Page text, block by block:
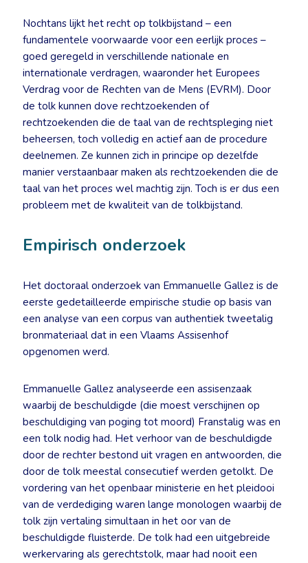
Nochtans lijkt het recht op tolkbijstand – een
fundamentele voorwaarde voor een eerlijk proces –
goed geregeld in verschillende nationale en
internationale verdragen, waaronder het Europees
Verdrag voor de Rechten van de Mens (EVRM). Door
de tolk kunnen dove rechtzoekenden of
rechtzoekenden die de taal van de rechtspleging niet
beheersen, toch volledig en actief aan de procedure
deelnemen. Ze kunnen zich in principe op dezelfde
manier verstaanbaar maken als rechtzoekenden die de
taal van het proces wel machtig zijn. Toch is er dus een
probleem met de kwaliteit van de tolkbijstand.
Empirisch onderzoek
Het doctoraal onderzoek van Emmanuelle Gallez is de
eerste gedetailleerde empirische studie op basis van
een analyse van een corpus van authentiek tweetalig
bronmateriaal dat in een Vlaams Assisenhof
opgenomen werd.
Emmanuelle Gallez analyseerde een assisenzaak
waarbij de beschuldigde (die moest verschijnen op
beschuldiging van poging tot moord) Franstalig was en
een tolk nodig had. Het verhoor van de beschuldigde
door de rechter bestond uit vragen en antwoorden, die
door de tolk meestal consecutief werden getolkt. De
vordering van het openbaar ministerie en het pleidooi
van de verdediging waren lange monologen waarbij de
tolk zijn vertaling simultaan in het oor van de
beschuldigde fluisterde. De tolk had een uitgebreide
werkervaring als gerechtstolk, maar had nooit een